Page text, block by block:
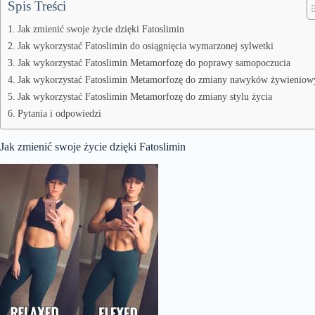
Spis Treści
Jak zmienić swoje życie dzięki Fatoslimin
Jak wykorzystać Fatoslimin do osiągnięcia wymarzonej sylwetki
Jak wykorzystać Fatoslimin Metamorfozę do poprawy samopoczucia
Jak wykorzystać Fatoslimin Metamorfozę do zmiany nawyków
Jak wykorzystać Fatoslimin Metamorfozę do zmiany stylu życia
Pytania i odpowiedzi
Jak zmienić swoje życie dzięki Fatoslimin